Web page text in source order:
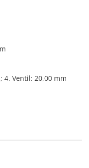
4. Ventil: 20,00 mm